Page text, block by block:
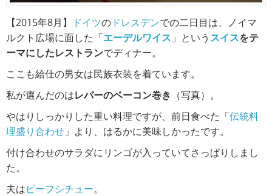
【2015年8月】 ドイツの ドレスデンでの二日目は、ノイマ
ルクト広場に面した「エーデルワイス 」という スイスをテ
ーマにしたレストランでディナー。
ここも給仕の男女は民族衣装を着ています。
私が選んだのはレバーのベーコン巻き （写真）。
やはりしっかりした重い料理ですが、前日食べた「伝統料
理盛り合わせ 」より、はるかに美味しかったです。
付け合わせのサラダにリンゴが入っていてさっぱりしまし
た。
夫はビーフシチュー。